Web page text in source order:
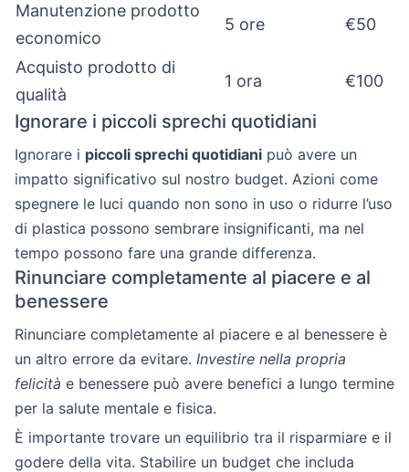
Manutenzione prodotto
economico
5 ore €50
Acquisto prodotto di
qualità
1 ora €100
Ignorare i piccoli sprechi quotidiani
Ignorare i piccoli sprechi quotidiani può avere un
impatto significativo sul nostro budget. Azioni come
spegnere le luci quando non sono in uso o ridurre l’uso
di plastica possono sembrare insignificanti, ma nel
tempo possono fare una grande differenza.
Rinunciare completamente al piacere e al
benessere
Rinunciare completamente al piacere e al benessere è
un altro errore da evitare. Investire nella propria
felicità e benessere può avere benefici a lungo termine
per la salute mentale e fisica.
È importante trovare un equilibrio tra il risparmiare e il
godere della vita. Stabilire un budget che includa